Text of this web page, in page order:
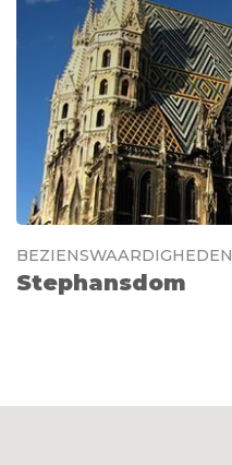
BEZIENSWAARDIGHEDEN
Stephansdom